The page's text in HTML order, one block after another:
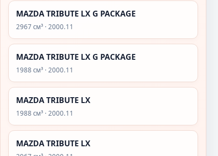
MAZDA TRIBUTE LX G PACKAGE
2967 см³ · 2000.11
MAZDA TRIBUTE LX G PACKAGE
1988 см³ · 2000.11
MAZDA TRIBUTE LX
1988 см³ · 2000.11
MAZDA TRIBUTE LX